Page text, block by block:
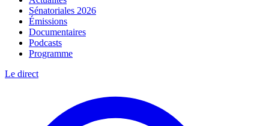
Sénatoriales 2026
Émissions
Documentaires
Podcasts
Programme
Le direct